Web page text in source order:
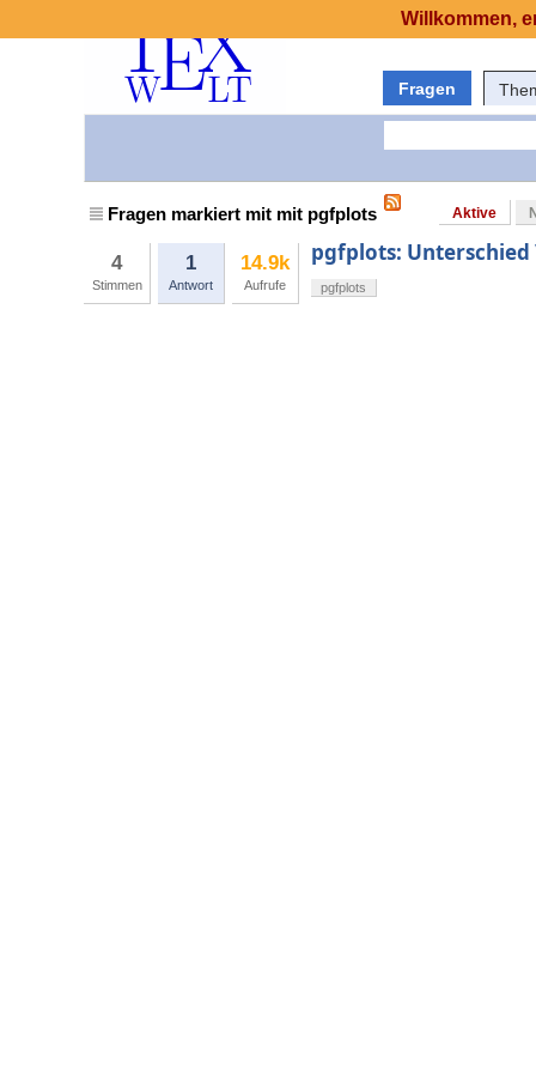
Fragen
Fragen markiert mit mit pgfplots Aktive
4
Stimmen
1
Antwort
14.9k
Aufrufe
pgfplots: Unterschied
pgfplots
Willkommen,